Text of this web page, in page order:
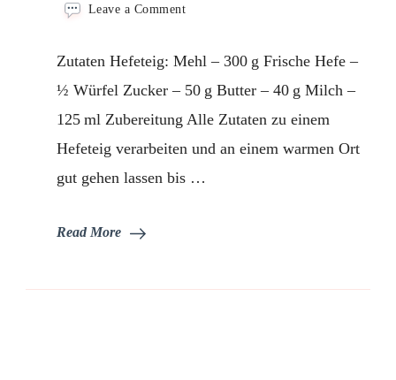
Leave a Commenton
Zutaten Hefeteig: Mehl – 300 g Frische Hefe –
½ Würfel Zucker – 50 g Butter – 40 g Milch –
125 ml Zubereitung Alle Zutaten zu einem
Hefeteig verarbeiten und an einem warmen Ort
gut gehen lassen bis …
Read More